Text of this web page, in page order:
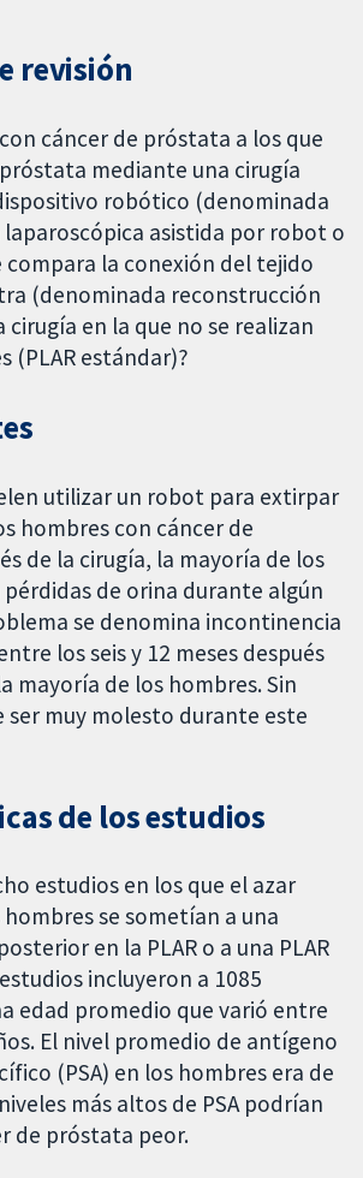
revisión
cáncer de próstata a los que
mediante una cirugía
robótico (denominada
asistida por robot o
compara la conexión del tejido
(denominada reconstrucción
en la que no se realizan
(PLAR estándar)?
utilizar un robot para extirpar
hombres con cáncer de
de la cirugía, la mayoría de los
de orina durante algún
se denomina incontinencia
los seis y 12 meses después
mayoría de los hombres. Sin
ser muy molesto durante este
de los estudios
estudios en los que el azar
se sometían a una
en la PLAR o a una PLAR
incluyeron a 1085
edad promedio que varió entre
El nivel promedio de antígeno
(PSA) en los hombres era de
más altos de PSA podrían
de próstata peor.